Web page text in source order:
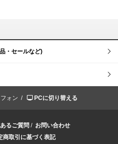
・セールなど)
フォン / PCに切り替える
るご質問 / お問い合わせ
商取引に基づく表記